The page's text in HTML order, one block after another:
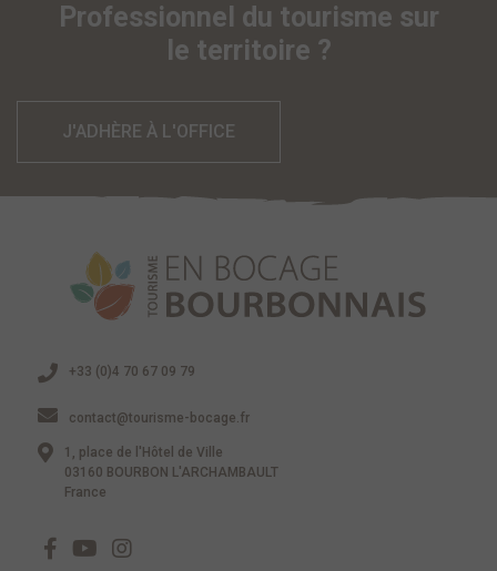
Professionnel du tourisme sur
le territoire ?
J'ADHÈRE À L'OFFICE
+33 (0)4 70 67 09 79
contact@tourisme-bocage.fr
1, place de l'Hôtel de Ville
03160 BOURBON L'ARCHAMBAULT
France